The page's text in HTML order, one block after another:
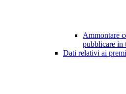
Ammontare
pubblicare in
Dati relativi ai premi